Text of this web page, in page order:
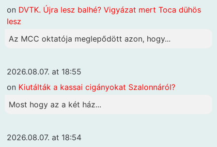
on DVTK. Újra lesz balhé? Vigyázat mert Toca dühös
lesz
Az MCC oktatója meglepődött azon, hogy...
2026.08.07. at 18:55
on Kiutálták a kassai cigányokat Szalonnáról?
Most hogy az a két ház...
2026.08.07. at 18:54